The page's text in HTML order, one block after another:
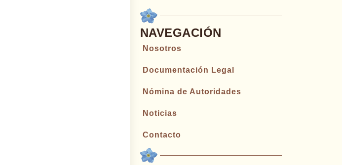
NAVEGACIÓN
Nosotros
Documentación Legal
Nómina de Autoridades
Noticias
Contacto